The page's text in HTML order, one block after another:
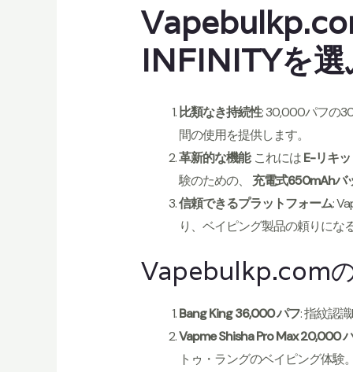
INFINITYを選
比類なき持続性: 30,000パフの
間の使用を提供します。
革新的な機能: これにはE-リキ
験のための、 充電式650mAhバ
信頼できるプラットフォーム:
り、ベイピング製品の頼りにな
Vapebulkp.com
Bang King 36,000 パフ: 指紋認
Vapme Shisha Pro Max 20,000
トゥ・ラングのベイピング体験。